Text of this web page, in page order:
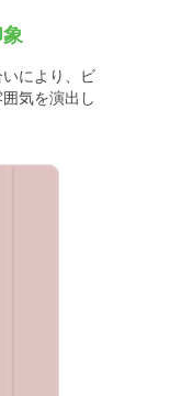
により、ビ
気を演出し